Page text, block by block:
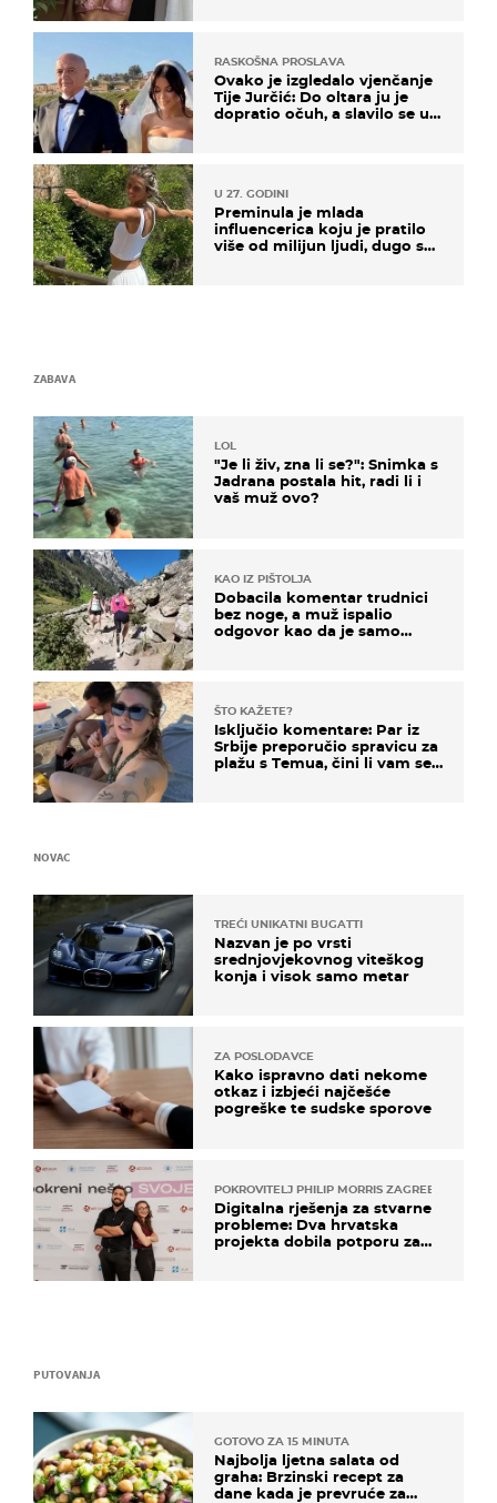
RASKOŠNA PROSLAVA
Ovako je izgledalo vjenčanje
Tije Jurčić: Do oltara ju je
dopratio očuh, a slavilo se uz
U 27. GODINI
Preminula je mlada
influencerica koju je pratilo
više od milijun ljudi, dugo se
ZABAVA
LOL
"Je li živ, zna li se?": Snimka s
Jadrana postala hit, radi li i
vaš muž ovo?
KAO IZ PIŠTOLJA
Dobacila komentar trudnici
bez noge, a muž ispalio
odgovor kao da je samo
ŠTO KAŽETE?
Isključio komentare: Par iz
Srbije preporučio spravicu za
plažu s Temua, čini li vam se
PUTOVANJA
GOTOVO ZA 15 MINUTA
Najbolja ljetna salata od
graha: Brzinski recept za
dane kada je prevruće za
NOVAC
TREĆI UNIKATNI BUGATTI
Nazvan je po vrsti
srednjovjekovnog viteškog
konja i visok samo metar
ZA POSLODAVCE
Kako ispravno dati nekome
otkaz i izbjeći najčešće
pogreške te sudske sporove
POKROVITELJ PHILIP MORRIS ZAGREB
Digitalna rješenja za stvarne
probleme: Dva hrvatska
projekta dobila potporu za